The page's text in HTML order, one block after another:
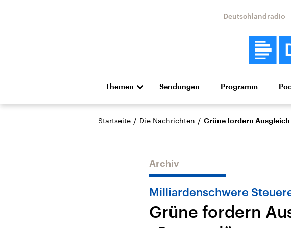
Deutschlandradio
Themen
Die Nachrichten Politik Wirtschaft
Hörspiel und Feature Musik
Landtagswahl Sachsen-
USA
Sendungen Programm
Startseite / Die Nachrichten / Grüne fordern
Archiv
Milliardenschwere
Grüne fordern